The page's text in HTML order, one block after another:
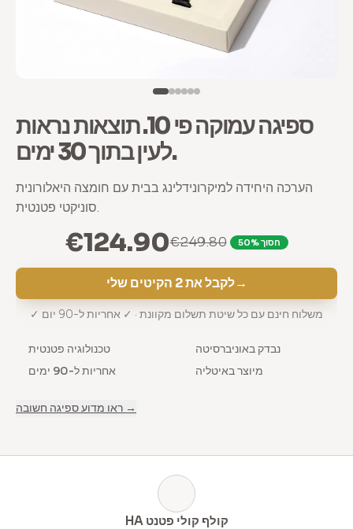
ספיגה עמוקה פי 10. תוצאות נראות
לעין בתוך 30 ימים.
הערכה היחידה למיקרונידלינג בבית עם חומצה היאלורונית
סוניקטי פטנטית.
€124.90€249.80 חסוך 50%
לקבל את 2 הקיטים שלי→
✓ משלוח חינם עם כל שיטת תשלום מקוונת · ✓ אחריות ל-90 יום
טכנולוגיה פטנטית
נבדק באוניברסיטה
אחריות ל-90 ימים
מיוצר באיטליה
ראו מדוע ספיגה חשובה →
HA קולף קולי פטנט